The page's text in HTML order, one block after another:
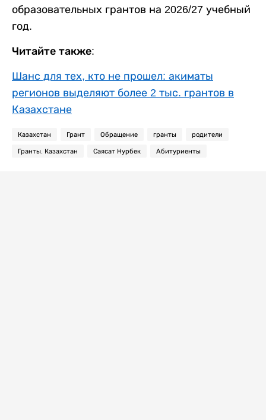
образовательных грантов на 2026/27 учебный
год.
Читайте также:
Шанс для тех, кто не прошел: акиматы
регионов выделяют более 2 тыс. грантов в
Казахстане
Казахстан Грант Обращение гранты родители
Гранты. Казахстан Саясат Нурбек Абитуриенты